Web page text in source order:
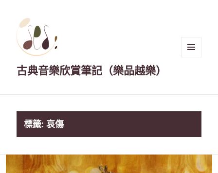
古典音樂欣賞筆記（樂品越樂）
標籤:哀傷